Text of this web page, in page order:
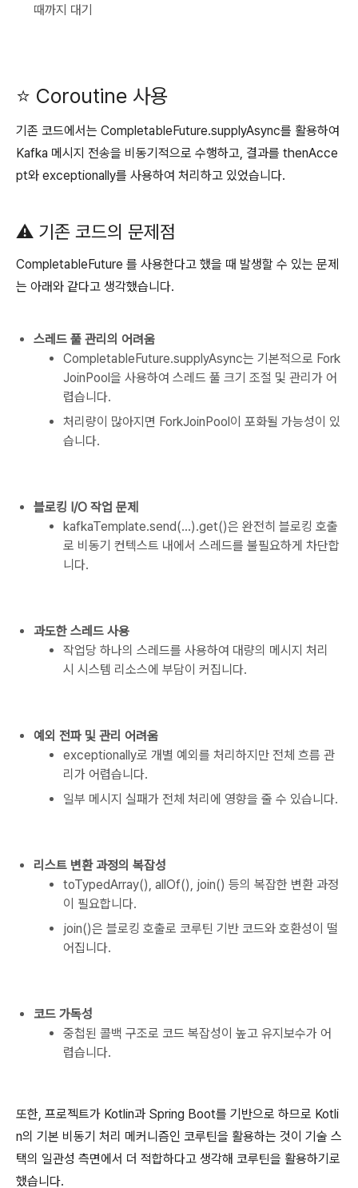
때까지 대기
⭐ Coroutine 사용
기존 코드에서는 CompletableFuture.supplyAsync를 활용하여
Kafka 메시지 전송을 비동기적으로 수행하고, 결과를 thenAcce
pt와 exceptionally를 사용하여 처리하고 있었습니다.
⚠️ 기존 코드의 문제점
CompletableFuture 를 사용한다고 했을 때 발생할 수 있는 문제
는 아래와 같다고 생각했습니다.
스레드 풀 관리의 어려움
CompletableFuture.supplyAsync는 기본적으로 Fork
JoinPool을 사용하여 스레드 풀 크기 조절 및 관리가 어
렵습니다.
처리량이 많아지면 ForkJoinPool이 포화될 가능성이 있
습니다.
블로킹 I/O 작업 문제
kafkaTemplate.send(...).get()은 완전히 블로킹 호출
로 비동기 컨텍스트 내에서 스레드를 불필요하게 차단합
니다.
과도한 스레드 사용
작업당 하나의 스레드를 사용하여 대량의 메시지 처리
시 시스템 리소스에 부담이 커집니다.
예외 전파 및 관리 어려움
exceptionally로 개별 예외를 처리하지만 전체 흐름 관
리가 어렵습니다.
일부 메시지 실패가 전체 처리에 영향을 줄 수 있습니다.
리스트 변환 과정의 복잡성
toTypedArray(), allOf(), join() 등의 복잡한 변환 과정
이 필요합니다.
join()은 블로킹 호출로 코루틴 기반 코드와 호환성이 떨
어집니다.
코드 가독성
중첩된 콜백 구조로 코드 복잡성이 높고 유지보수가 어
렵습니다.
또한, 프로젝트가 Kotlin과 Spring Boot를 기반으로 하므로 Kotli
n의 기본 비동기 처리 메커니즘인 코루틴을 활용하는 것이 기술 스
택의 일관성 측면에서 더 적합하다고 생각해 코루틴을 활용하기로
했습니다.